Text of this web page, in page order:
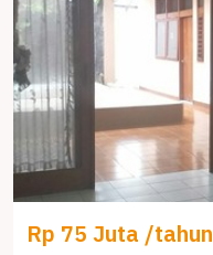
Rp 75 Juta /tahun